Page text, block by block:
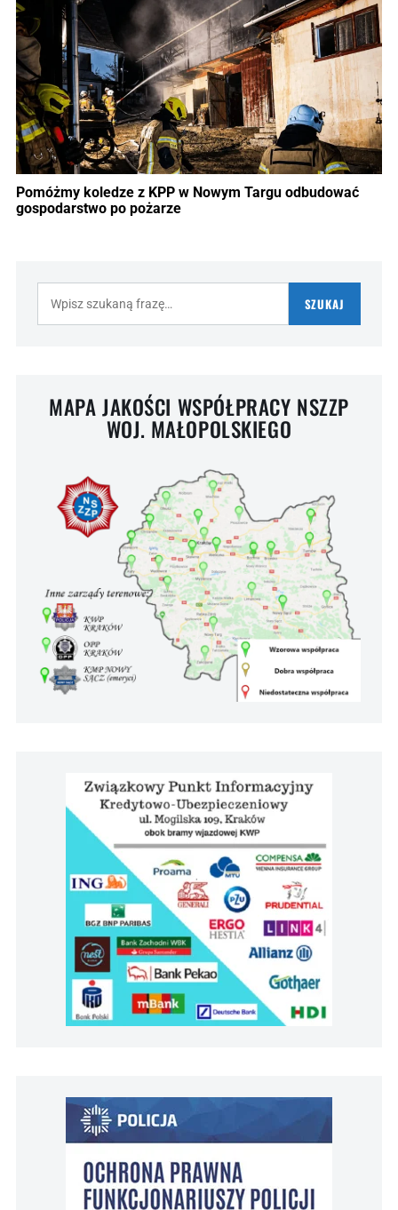
Pomóżmy koledze z KPP w Nowym Targu odbudować
gospodarstwo po pożarze
SZUKAJ
MAPA JAKOŚCI WSPÓŁPRACY NSZZP
WOJ. MAŁOPOLSKIEGO